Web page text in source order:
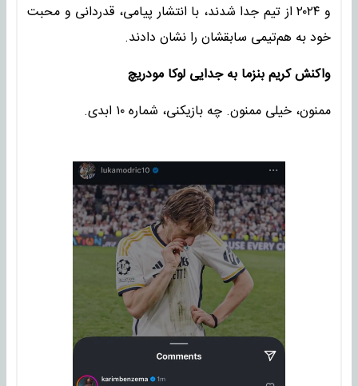
و ۲۰۲۴ از تیم جدا شدند، با انتشار پیامی، قدردانی و محبت
خود به هم‌تیمی سابقشان را نشان دادند.
واکنش کریم بنزما به جدایی لوکا مودریچ
ممنون، خیلی ممنون. چه بازیکنی، شماره ۱۰ ابدی.